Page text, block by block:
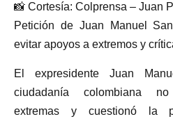
📸 Cortesía: Colprensa – Juan
Petición de Juan Manuel
evitar apoyos a extremos y
El expresidente Juan
ciudadanía colombiana
extremas y cuestionó la